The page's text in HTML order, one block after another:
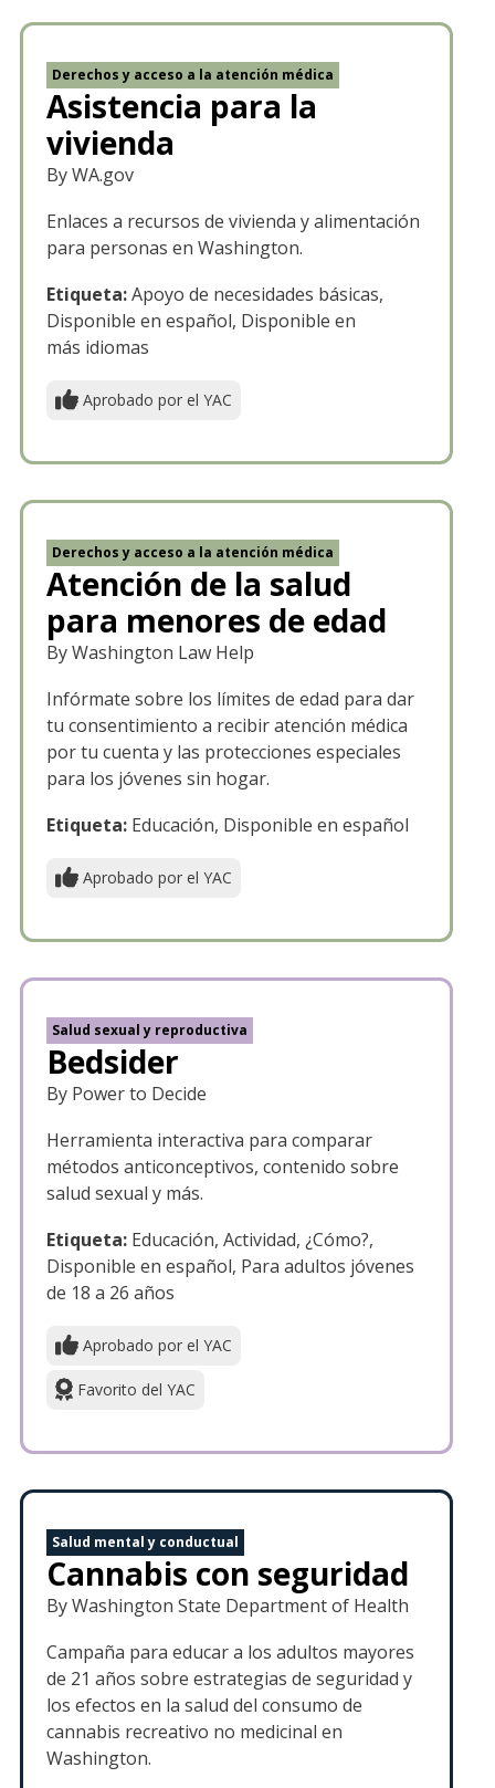
Derechos y acceso a la atención médica
Asistencia para la
vivienda
By WA.gov
Enlaces a recursos de vivienda y alimentación
para personas en Washington.
Etiqueta:Apoyo de necesidades básicas,
Disponible en español, Disponible en
más idiomas
Aprobado por el YAC
Derechos y acceso a la atención médica
Atención de la salud
para menores de edad
By Washington Law Help
Infórmate sobre los límites de edad para dar
tu consentimiento a recibir atención médica
por tu cuenta y las protecciones especiales
para los jóvenes sin hogar.
Etiqueta: Educación, Disponible en español
Aprobado por el YAC
Salud sexual y reproductiva
Bedsider
By Power to Decide
Herramienta interactiva para comparar
métodos anticonceptivos, contenido sobre
salud sexual y más.
Etiqueta: Educación, Actividad, ¿Cómo?,
Disponible en español, Para adultos jóvenes
de 18 a 26 años
Aprobado por el YAC
Favorito del YAC
Salud mental y conductual
Cannabis con seguridad
By Washington State Department of Health
Campaña para educar a los adultos mayores
de 21 años sobre estrategias de seguridad y
los efectos en la salud del consumo de
cannabis recreativo no medicinal en
Washington.